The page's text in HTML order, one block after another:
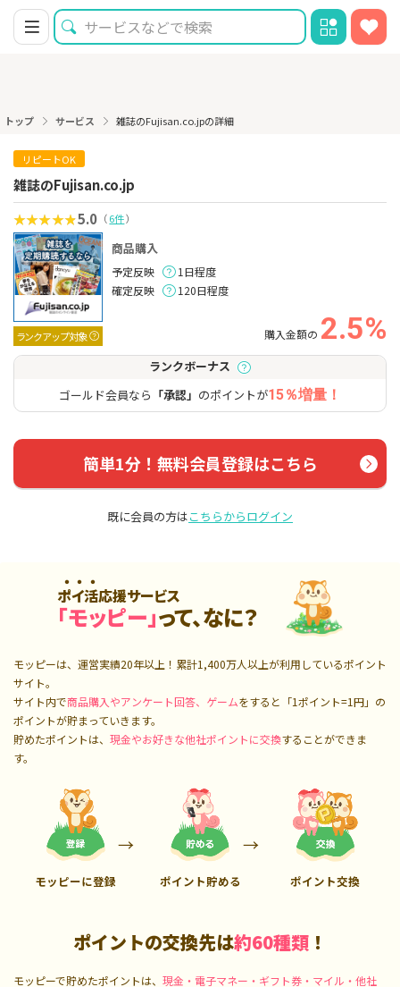
トップ サービス 雑誌のFujisan.co.jpの詳細
リピートOK
雑誌のFujisan.co.jp
5.0 （6件）
ランクアップ対象
商品購入
予定反映
1日程度
確定反映
120日程度
購入金額の 2.5%
ランクボーナス
ゴールド会員なら 「承認」 のポイントが15％増量！
簡単1分！無料会員登録はこちら
既に会員の方はこちらからログイン
ポイ活応援サービス
「モッピー」って、なに？
モッピーは、運営実績20年以上！累計1,400万人以上が利用しているポイント
サイト。
サイト内で商品購入やアンケート回答、ゲームをすると「1ポイント=1円」の
ポイントが貯まっていきます。
貯めたポイントは、 現金やお好きな他社ポイントに交換することができま
す。
モッピーに登録 ポイント貯める ポイント交換
ポイントの交換先は約60種類 ！
モッピーで貯めたポイントは、 現金・電子マネー・ギフト券・マイル・他社